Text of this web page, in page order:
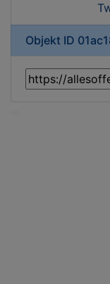
Objekt ID